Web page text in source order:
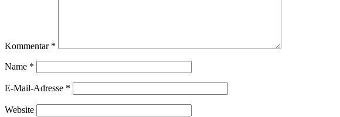
Kommentar *
Name *
E-Mail-Adresse *
Website